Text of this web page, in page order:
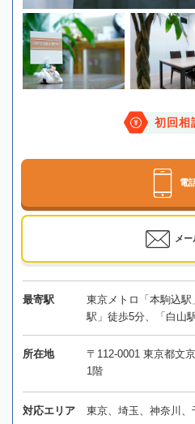
初回相
電
メー
最寄駅
東京メトロ「本駒込
駅」徒歩5分、「白山
所在地
〒112-0001 東京都文
1階
対応エリア 東京、埼玉、神奈川、